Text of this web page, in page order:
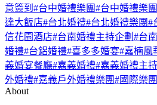
意簽到 #台中婚禮樂團#台中婚禮樂
達大飯店#台北婚禮#台北婚禮樂團#
信花園酒店#台南婚禮主持企劃 #台
婚禮#台鋁婚禮#喜多多婚宴#嘉楠風
義婚宴餐廳#嘉義婚禮#嘉義婚禮主
外婚禮#嘉義戶外婚禮樂團#國際樂團
About